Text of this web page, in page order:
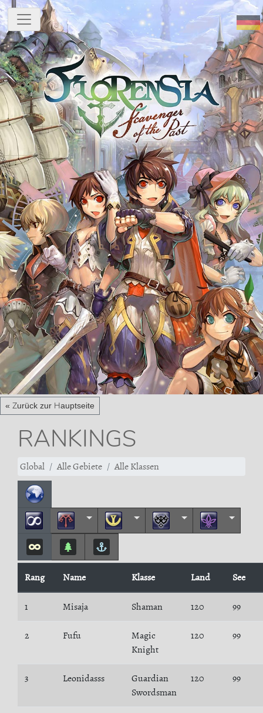
« Zurück zur Hauptseite
RANKINGS
Global Alle Gebiete Alle Klassen
Rang Name Klasse Land See
1 Misaja Shaman 120 99
2 Fufu
Magic
Knight
120 99
3 Leonidasss
Guardian
Swordsman
120 99